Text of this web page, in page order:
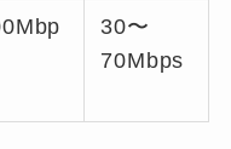
30〜
70Mbps